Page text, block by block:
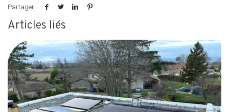
Partager
Articles liés